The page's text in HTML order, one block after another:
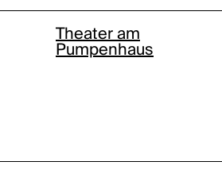
Theater am
Pumpenhaus